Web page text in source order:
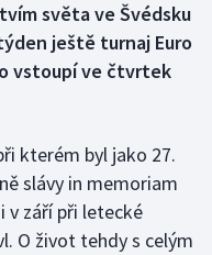
světa ve Švédsku
ještě turnaj Euro
vstoupí ve čtvrtek
kterém byl jako 27.
slávy in memoriam
v září při letecké
O život tehdy s celým